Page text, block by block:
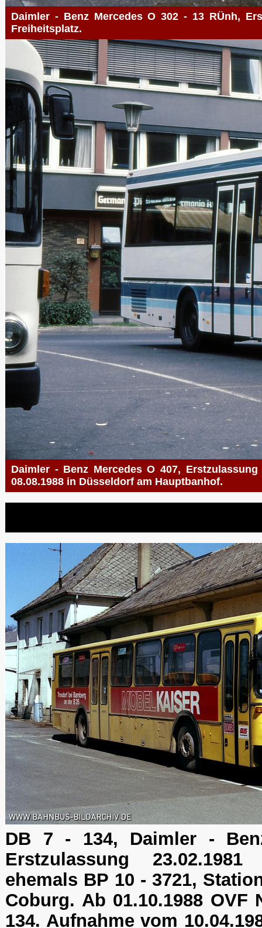
Daimler - Benz Mercedes O 302 - 13 RÜnh,
Freiheitsplatz.
Daimler - Benz Mercedes O 407,
08.08.1988 in Düsseldorf am Hauptbanhof.
DB 7 - 134, Daimler -
Erstzulassung 23.02.1981
ehemals BP 10 - 3721,
Coburg. Ab 01.10.1988 OVF
134. Aufnahme vom